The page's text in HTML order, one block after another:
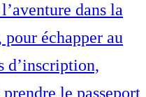
dans la
échapper au
d’inscription,
le passeport